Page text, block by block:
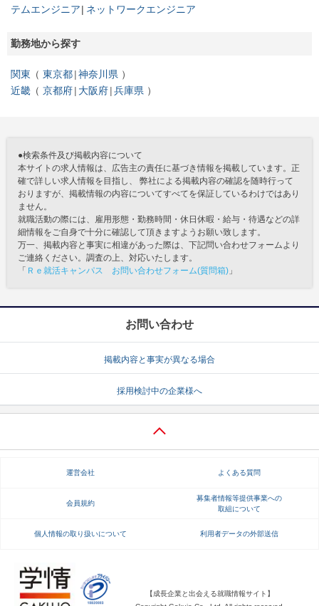
テムエンジニア
ネットワークエンジニア
勤務地から探す
関東 東京都 神奈川県
近畿
京都府 大阪府 兵庫県
●検索条件及び掲載内容について
本サイトの求人情報は、広告主の責任に基づき情報を掲載しています。正
確で詳しい求人情報を目指し、 弊社による掲載内容の確認を随時行って
おりますが、掲載情報の内容についてすべてを保証しているわけではあり
ません。
就職活動の際には、雇用形態・勤務時間・休日休暇・給与・待遇などの詳
細情報をご自身で十分に確認して頂きますようお願い致します。
万一、掲載内容と事実に相違があった際は、下記問い合わせフォームより
ご連絡ください。調査の上、対応いたします。
「 Ｒｅ就活キャンパス お問い合わせフォーム(質問箱) 」
お問い合わせ
掲載内容と事実が異なる場合
採用検討中の企業様へ
運営会社 よくある質問
会員規約
募集者情報等提供事業への
取組について
個人情報の取り扱いについて 利用者データの外部送信
【成長企業と出会える就職情報サイト】